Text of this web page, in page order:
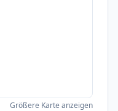
Größere Karte anzeigen